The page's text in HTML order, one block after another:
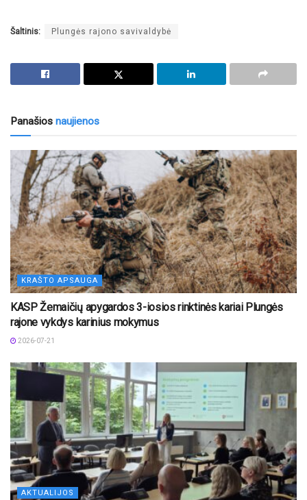
Šaltinis: Plungės rajono savivaldybė
Panašios naujienos
KRAŠTO APSAUGA
KASP Žemaičių apygardos 3-iosios rinktinės kariai Plungės
rajone vykdys karinius mokymus
2026-07-21
AKTUALIJOS